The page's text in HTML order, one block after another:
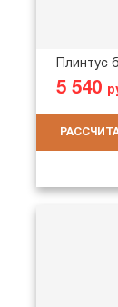
Плинтус
5 540